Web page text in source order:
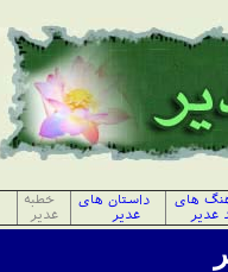
های
غدیر
داستان های
غدیر
خطبه
غدیر